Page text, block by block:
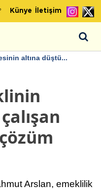
Künye İletişim
altına düştü...
Arslan, emeklilik